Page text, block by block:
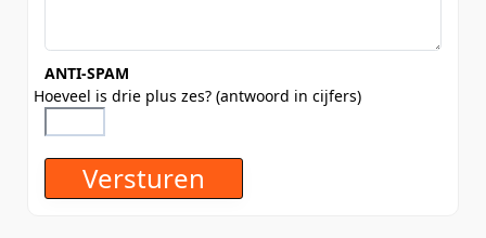
ANTI-SPAM
Hoeveel is drie plus zes? (antwoord in cijfers)